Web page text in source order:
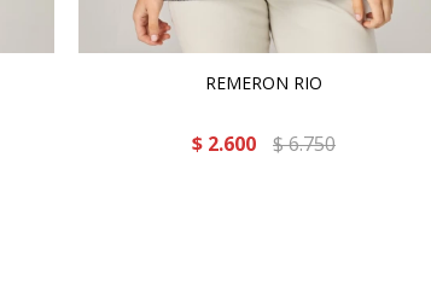
REMERON RIO
$ 2.600 $6.750